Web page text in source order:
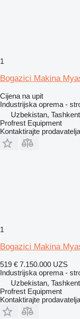
1
Bogazici Makina
Cijena na upit
Industrijska oprema -
Uzbekistan, Tashkent
Profrest Equipment
Kontaktirajte prodavatelja
1
Bogazici Makina
519 € 7.150.000 UZS
Industrijska oprema -
Uzbekistan, Tashkent
Profrest Equipment
Kontaktirajte prodavatelja